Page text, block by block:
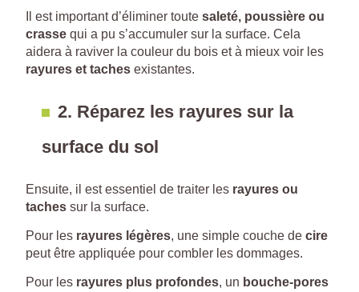
Il est important d’éliminer toute saleté, poussière ou
crasse qui a pu s’accumuler sur la surface. Cela
aidera à raviver la couleur du bois et à mieux voir les
rayures et taches existantes.
2. Réparez les rayures sur la
surface du sol
Ensuite, il est essentiel de traiter les rayures ou
taches sur la surface.
Pour les rayures légères, une simple couche de cire
peut être appliquée pour combler les dommages.
Pour les rayures plus profondes, un bouche-pores